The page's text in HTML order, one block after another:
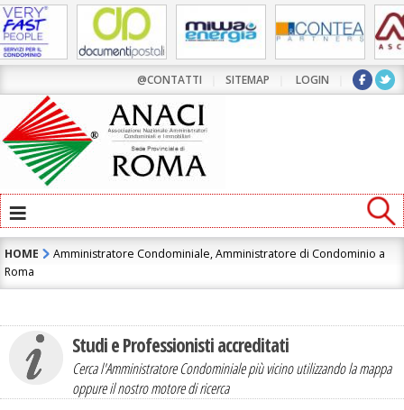
@CONTATTI SITEMAP LOGIN
≡
HOME
Amministratore Condominiale, Amministratore di Condominio a
Roma
Studi e Professionisti accreditati
Cerca l'Amministratore Condominiale più vicino utilizzando la mappa
oppure il nostro motore di ricerca